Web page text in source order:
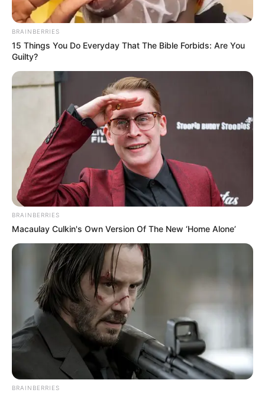
Casa e Festa
Casa e Festa
BRAINBERRIES
15 Things You Do Everyday That The Bible Forbids: Are You
Guilty?
BRAINBERRIES
Macaulay Culkin's Own Version Of The New ‘Home Alone’
BRAINBERRIES